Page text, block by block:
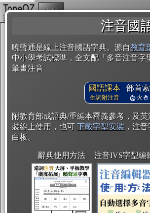
注音國
曉聲通是線上注音國語字典。源自教育
中小學考試標準，全文配「多音注音
筆畫注音
國語課本
生詞附注音
部首
火
附教育部成語典/重編本釋義參考，及
裝線上使用，也可 下載字型安裝 ，注
白板。
辭典使用方法 注音IVS字型編
複製